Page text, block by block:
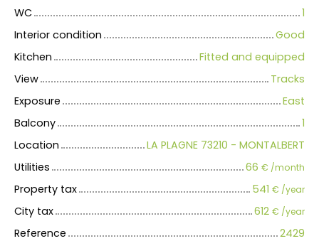
WC
1
Interior condition
Good
Kitchen
Fitted and equipped
View
Tracks
Exposure
East
Balcony
1
Location
LA PLAGNE 73210 - MONTALBERT
Utilities
66 € /month
Property tax 541 € /year
City tax 612 € /year
Reference 2429